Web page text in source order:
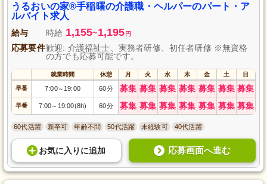
うるおいの家®手稲曙の介護職・ヘルパーのパート・ア
ルバイト求人
給与 時給 1,155~1,195 円
応募要件歓迎: 介護福祉士、実務者研修、初任者研修 ※無資格
の方でも応募可能です。
就業時間 休憩 月 火 水 木 金 土 日
早番 7:00～ 19:00 60分 募集 募集 募集 募集 募集 募集 募集
早番 7:00～ 19:00(8h) 60分 募集 募集 募集 募集 募集 募集 募集
60代活躍 新卒可 年齢不問 50代活躍 未経験可 40代活躍
お気に入り に追加 応募画面へ進む